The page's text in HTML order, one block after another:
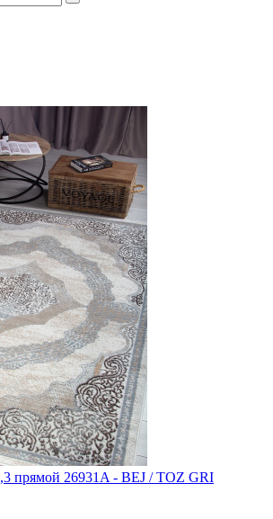
прямой 26931A - BEJ / TOZ GRI